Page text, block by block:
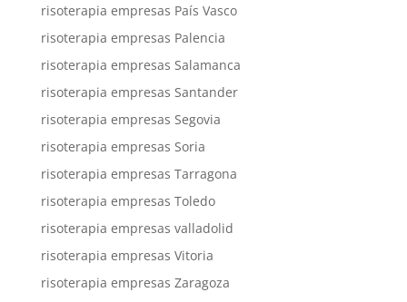
risoterapia empresas País Vasco
risoterapia empresas Palencia
risoterapia empresas Salamanca
risoterapia empresas Santander
risoterapia empresas Segovia
risoterapia empresas Soria
risoterapia empresas Tarragona
risoterapia empresas Toledo
risoterapia empresas valladolid
risoterapia empresas Vitoria
risoterapia empresas Zaragoza